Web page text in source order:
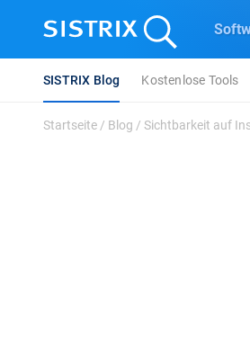
SISTRIX Blog Kostenlose Tools
Startseite / Blog / Sichtbarkeit auf